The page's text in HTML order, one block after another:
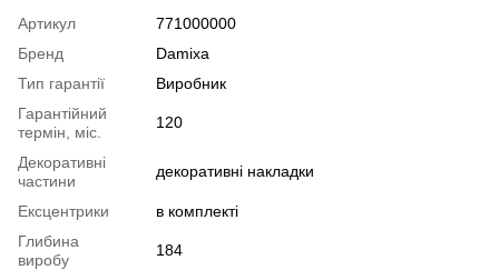
Артикул
771000000
Бренд
Damixa
Тип гарантії
Виробник
Гарантійний
термін, міс.
120
Декоративні
частини
декоративні накладки
Ексцентрики
в комплекті
Глибина
виробу
184